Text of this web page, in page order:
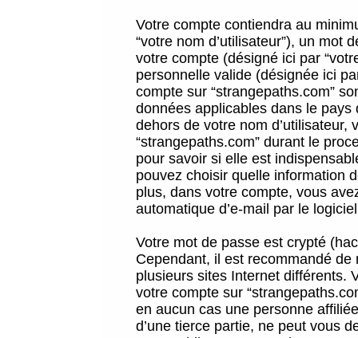
Votre compte contiendra au
“votre nom d’utilisateur”), un mot
votre compte (désigné ici par
personnelle valide (désignée ici
compte sur “strangepaths.com”
données applicables dans le
dehors de votre nom
“strangepaths.com” durant le
pour savoir si elle est
pouvez choisir quelle information
plus, dans votre compte, vous
automatique d’e-mail par le
Votre mot de passe est crypté
Cependant, il est recommandé
plusieurs sites Internet différents.
votre compte sur
en aucun cas une personne
d’une tierce partie, ne peut vous